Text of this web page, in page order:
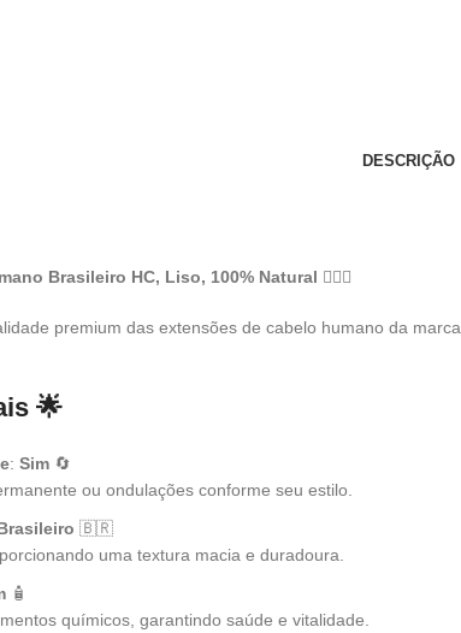
DESCRIÇÃO
Brasileiro HC, Liso, 100% Natural 💇‍♀️✨
premium das extensões de cabelo humano da marca
🌟
: Sim 🔄
ou ondulações conforme seu estilo.
🇧🇷
uma textura macia e duradoura.
🧴
químicos, garantindo saúde e vitalidade.